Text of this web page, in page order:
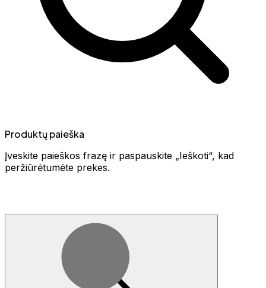
Produktų paieška
Įveskite paieškos frazę ir paspauskite „Ieškoti“, kad
peržiūrėtumėte prekes.